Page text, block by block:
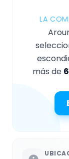
LA
más de